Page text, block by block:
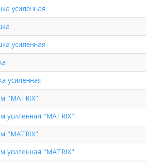
усиленная
усиленная
усиленная
"MATRIX"
усиленная "MATRIX"
"MATRIX"
усиленная "MATRIX"